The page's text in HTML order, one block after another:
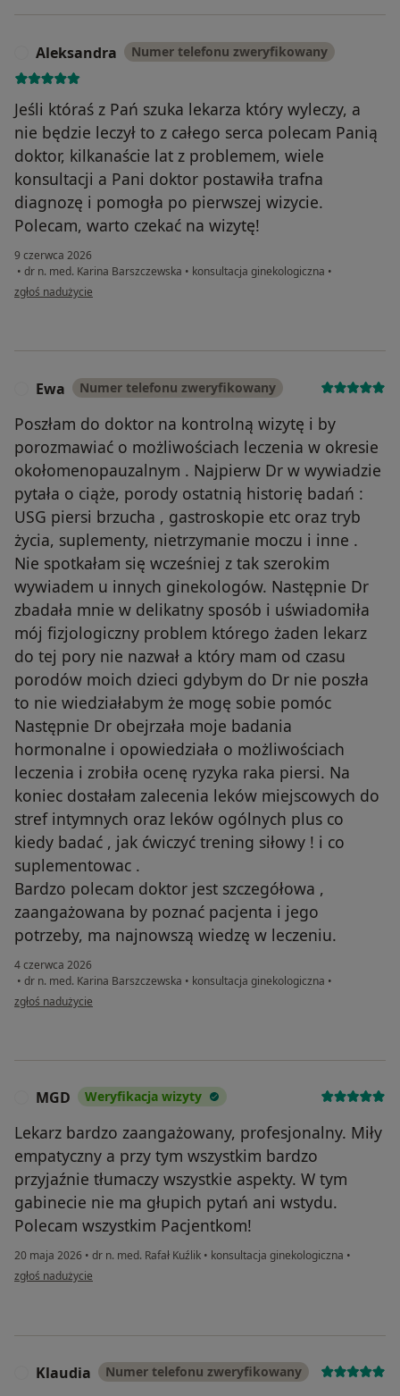
Aleksandra Numer telefonu zweryfikowany
Jeśli któraś z Pań szuka lekarza który wyleczy, a
nie będzie leczył to z całego serca polecam Panią
doktor, kilkanaście lat z problemem, wiele
konsultacji a Pani doktor postawiła trafna
diagnozę i pomogła po pierwszej wizycie.
Polecam, warto czekać na wizytę!
9 czerwca 2026
• dr n. med. Karina Barszczewska • konsultacja ginekologiczna •
w opinii użytkownika Aleksandra
zgłoś nadużycie
Ewa Numer telefonu zweryfikowany
Poszłam do doktor na kontrolną wizytę i by
porozmawiać o możliwościach leczenia w okresie
okołomenopauzalnym . Najpierw Dr w wywiadzie
pytała o ciąże, porody ostatnią historię badań :
USG piersi brzucha , gastroskopie etc oraz tryb
życia, suplementy, nietrzymanie moczu i inne .
Nie spotkałam się wcześniej z tak szerokim
wywiadem u innych ginekologów. Następnie Dr
zbadała mnie w delikatny sposób i uświadomiła
mój fizjologiczny problem którego żaden lekarz
do tej pory nie nazwał a który mam od czasu
porodów moich dzieci gdybym do Dr nie poszła
to nie wiedziałabym że mogę sobie pomóc
Następnie Dr obejrzała moje badania
hormonalne i opowiedziała o możliwościach
leczenia i zrobiła ocenę ryzyka raka piersi. Na
koniec dostałam zalecenia leków miejscowych do
stref intymnych oraz leków ogólnych plus co
kiedy badać , jak ćwiczyć trening siłowy ! i co
suplementowac .
Bardzo polecam doktor jest szczegółowa ,
zaangażowana by poznać pacjenta i jego
potrzeby, ma najnowszą wiedzę w leczeniu.
4 czerwca 2026
• dr n. med. Karina Barszczewska • konsultacja ginekologiczna •
w opinii użytkownika Ewa
zgłoś nadużycie
MGD Weryfikacja wizyty
Lekarz bardzo zaangażowany, profesjonalny. Miły
empatyczny a przy tym wszystkim bardzo
przyjaźnie tłumaczy wszystkie aspekty. W tym
gabinecie nie ma głupich pytań ani wstydu.
Polecam wszystkim Pacjentkom!
20 maja 2026 • dr n. med. Rafał Kuźlik • konsultacja ginekologiczna •
w opinii użytkownika MGD
zgłoś nadużycie
Klaudia Numer telefonu zweryfikowany